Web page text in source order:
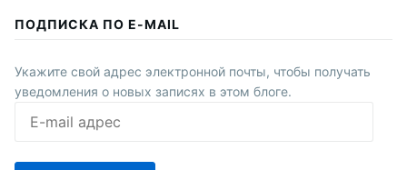
ПОДПИСКА ПО E-MAIL
Укажите свой адрес электронной почты, чтобы получать
уведомления о новых записях в этом блоге.
mail